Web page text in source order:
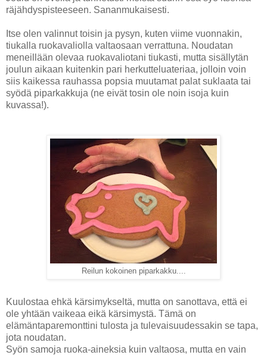
räjähdyspisteeseen. Sananmukaisesti.
Itse olen valinnut toisin ja pysyn, kuten viime vuonnakin,
tiukalla ruokavaliolla valtaosaan verrattuna. Noudatan
meneillään olevaa ruokavaliotani tiukasti, mutta sisällytän
joulun aikaan kuitenkin pari herkutteluateriaa, jolloin voin
siis kaikessa rauhassa popsia muutamat palat suklaata tai
syödä piparkakkuja (ne eivät tosin ole noin isoja kuin
kuvassa!).
Reilun kokoinen piparkakku....
Kuulostaa ehkä kärsimykseltä, mutta on sanottava, että ei
ole yhtään vaikeaa eikä kärsimystä. Tämä on
elämäntaparemonttini tulosta ja tulevaisuudessakin se tapa,
jota noudatan.
Syön samoja ruoka-aineksia kuin valtaosa, mutta en vain